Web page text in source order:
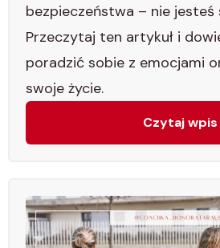
bezpieczeństwa – nie jesteś
Przeczytaj ten artykuł i
poradzić sobie z emocjami
swoje życie.
Czytaj wpis